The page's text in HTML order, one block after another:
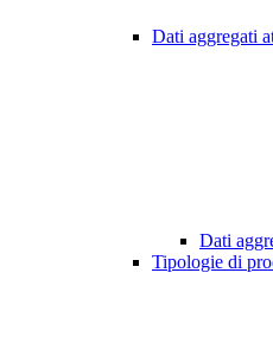
Dati aggregati
Dati
Tipologie di